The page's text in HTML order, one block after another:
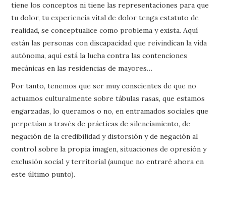
tiene los conceptos ni tiene las representaciones para que
tu dolor, tu experiencia vital de dolor tenga estatuto de
realidad, se conceptualice como problema y exista. Aquí
están las personas con discapacidad que reivindican la vida
autónoma, aquí está la lucha contra las contenciones
mecánicas en las residencias de mayores…
Por tanto, tenemos que ser muy conscientes de que no
actuamos culturalmente sobre tábulas rasas, que estamos
engarzadas, lo queramos o no, en entramados sociales que
perpetúan a través de prácticas de silenciamiento, de
negación de la credibilidad y distorsión y de negación al
control sobre la propia imagen, situaciones de opresión y
exclusión social y territorial (aunque no entraré ahora en
este último punto).